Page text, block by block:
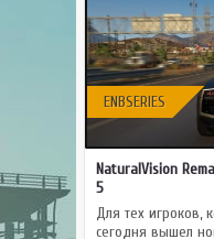
ENBSERIES
NaturalVision
5
Для тех
сегодня вышел